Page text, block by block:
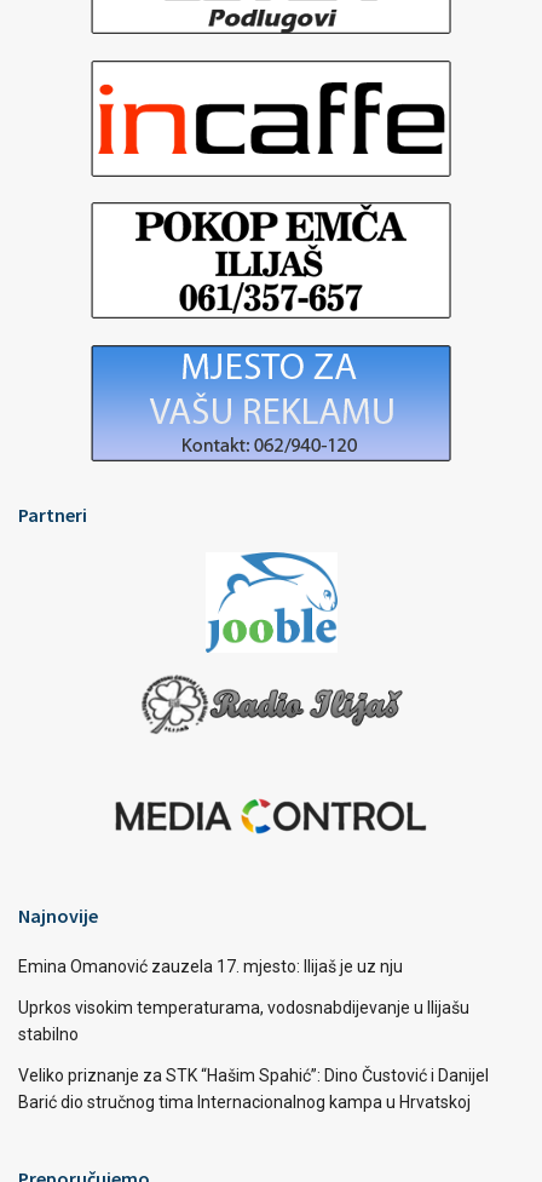
Partneri
Najnovije
Emina Omanović zauzela 17. mjesto: Ilijaš je uz nju
Uprkos visokim temperaturama, vodosnabdijevanje u Ilijašu
stabilno
Veliko priznanje za STK “Hašim Spahić”: Dino Čustović i Danijel
Barić dio stručnog tima Internacionalnog kampa u Hrvatskoj